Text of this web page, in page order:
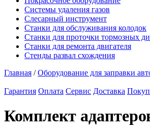
Системы удаления газов
Слесарный инструмент
Станки для обслуживания колодок
Станки для проточки тормозных
Станки для ремонта двигателя
Стенды развал схождения
Главная /Оборудование для заправки
Гарантия Оплата Сервис Доставка
Комплект